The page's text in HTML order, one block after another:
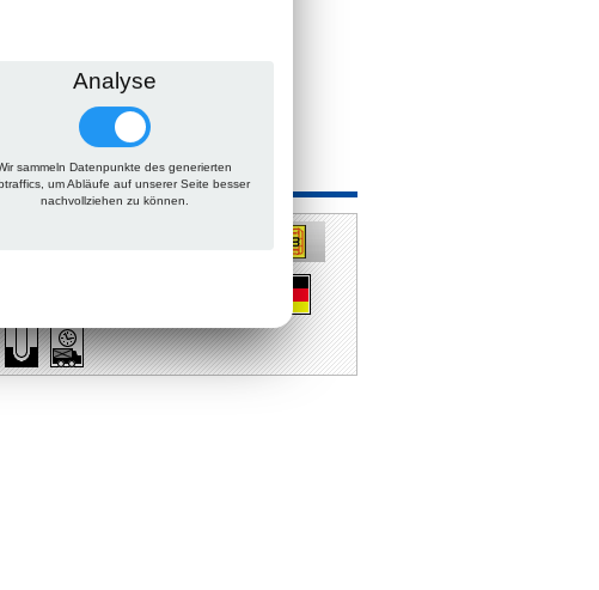
passt auch
Analyse
sammeln Datenpunkte des generierten
um Abläufe auf unserer Seite besser
nachvollziehen zu können.